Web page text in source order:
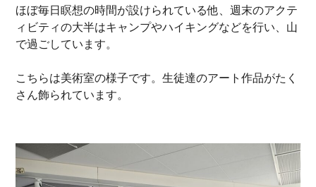
ほぼ毎日瞑想の時間が設けられている他、週末のアクテ
ィビティの大半はキャンプやハイキングなどを行い、山
で過ごしています。
こちらは美術室の様子です。生徒達のアート作品がたく
さん飾られています。